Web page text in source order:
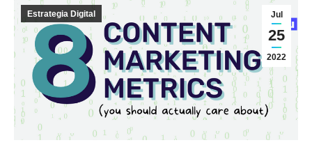
Jul
25
2022
Estrategia Digital